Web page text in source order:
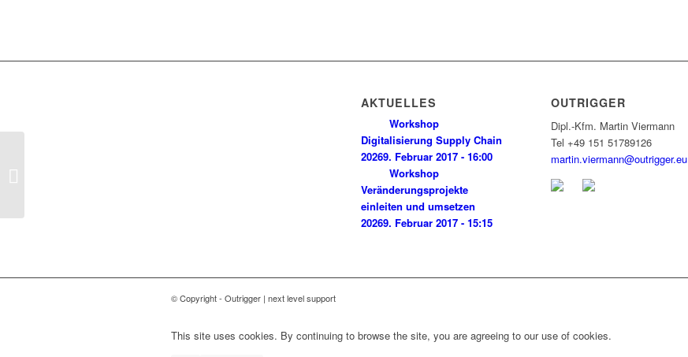
AKTUELLES
Workshop
Digitalisierung Supply Chain
20269. Februar 2017 - 16:00
Workshop
Veränderungsprojekte
einleiten und umsetzen
20269. Februar 2017 - 15:15
OUTRIGGER
Dipl.‐Kfm. Martin Viermann
Tel +49 151 51789126
martin.viermann@outrigger.eu
© Copyright - Outrigger | next level support
This site uses cookies. By continuing to browse the site, you are agreeing to our use of cookies.